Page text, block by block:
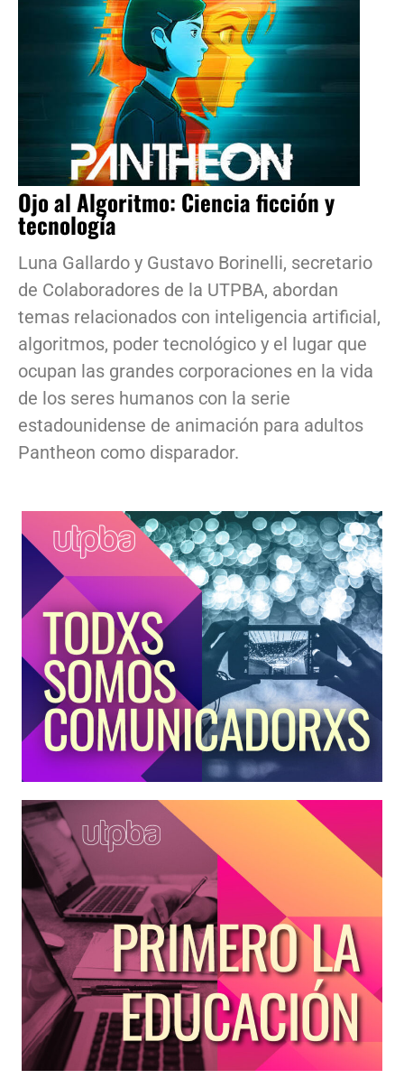
Ojo al Algoritmo: Ciencia ficción y
tecnología
Luna Gallardo y Gustavo Borinelli, secretario
de Colaboradores de la UTPBA, abordan
temas relacionados con inteligencia artificial,
algoritmos, poder tecnológico y el lugar que
ocupan las grandes corporaciones en la vida
de los seres humanos con la serie
estadounidense de animación para adultos
Pantheon como disparador.